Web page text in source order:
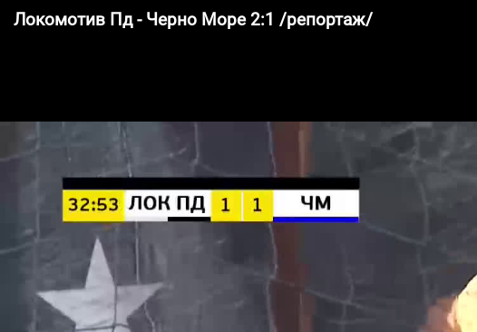
Локомотив Пд - Черно Море 2:1 /репортаж/